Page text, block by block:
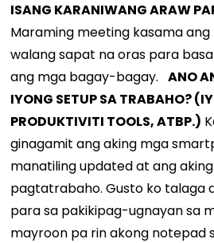
ISANG KARANIWANG ARAW
Maraming meeting kasama
walang sapat na oras para
ang mga bagay-bagay.ANO
IYONG SETUP SA TRABAHO?
PRODUKTIVITI TOOLS, ATBP.)
ginagamit ang aking mga
manatiling updated at ang
pagtatrabaho. Gusto ko talaga
para sa pakikipag-ugnayan sa
mayroon pa rin akong notepad